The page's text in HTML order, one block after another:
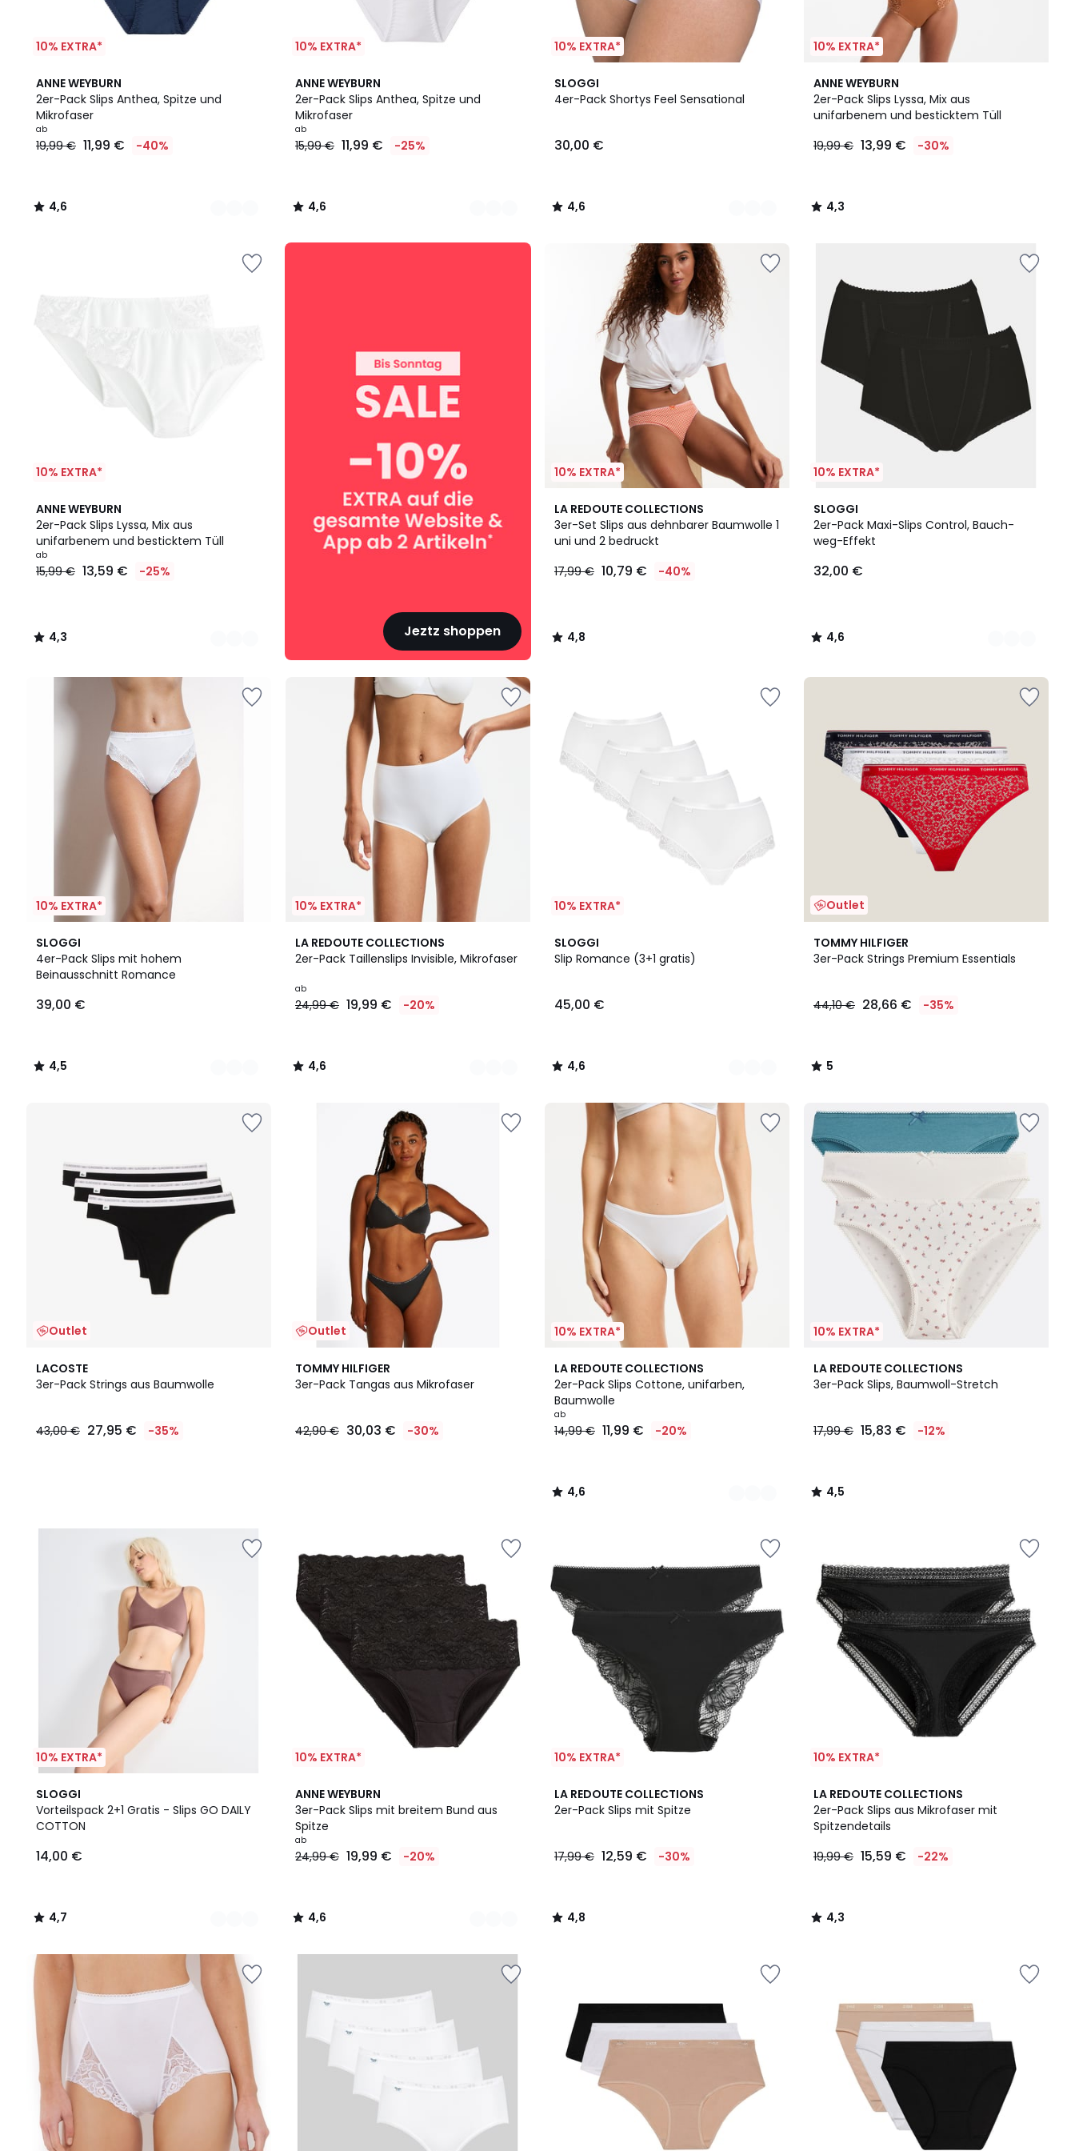
10% EXTRA*
ANNE WEYBURN
2er-Pack Slips Anthea, Spitze und
Mikrofaser
Ab
11,99
€
ab
19,99 € 11,99 € -40%
4,6
/ 5
2
Farben
4,6
/
10% EXTRA*
ANNE WEYBURN
2er-Pack Slips Anthea, Spitze und
Mikrofaser
ab
15,99 € 11,99 € -25%
4,6
/ 5
6
Farben
4,6
/
10% EXTRA*
SLOGGI
4er-Pack Shortys Feel Sensational
30,00 €
4,6
/ 5
3
Farben
4,6
/
10% EXTRA*
ANNE WEYBURN
2er-Pack Slips Lyssa, Mix aus
unifarbenem und besticktem Tüll
19,99 € 13,99 € -30%
4,3
/ 5
4,3
/
10% EXTRA*
ANNE WEYBURN
2er-Pack Slips Lyssa, Mix aus
unifarbenem und besticktem Tüll
ab
15,99 € 13,59 € -25%
4,3
/ 5
5
Farben
4,3
/
Jeztz shoppen
SALE
10% EXTRA*
LA REDOUTE COLLECTIONS
3er-Set Slips aus dehnbarer Baumwolle 1
uni und 2 bedruckt
17,99 € 10,79 € -40%
4,8
/ 5
4,8
/
10% EXTRA*
SLOGGI
2er-Pack Maxi-Slips Control, Bauch-
weg-Effekt
32,00 €
4,6
/ 5
2
Farben
4,6
/
10% EXTRA*
SLOGGI
4er-Pack Slips mit hohem
Beinausschnitt Romance
39,00 €
4,5
/ 5
2
Farben
4,5
/
10% EXTRA*
LA REDOUTE COLLECTIONS
2er-Pack Taillenslips Invisible, Mikrofaser
ab
24,99 € 19,99 € -20%
4,6
/ 5
3
Farben
4,6
/
10% EXTRA*
SLOGGI
Slip Romance (3+1 gratis)
45,00 €
4,6
/ 5
2
Farben
4,6
/
Outlet
TOMMY HILFIGER
3er-Pack Strings Premium Essentials
44,10 € 28,66 € -35%
5
/
5
/
Outlet
LACOSTE
3er-Pack Strings aus Baumwolle
43,00 € 27,95 € -35%
Outlet
TOMMY HILFIGER
3er-Pack Tangas aus Mikrofaser
42,90 € 30,03 € -30%
10% EXTRA*
LA REDOUTE COLLECTIONS
2er-Pack Slips Cottone, unifarben,
Baumwolle
ab
14,99 € 11,99 € -20%
4,6
/ 5
3
Farben
4,6
/
10% EXTRA*
LA REDOUTE COLLECTIONS
3er-Pack Slips, Baumwoll-Stretch
17,99 € 15,83 € -12%
4,5
/ 5
4,5
/
10% EXTRA*
SLOGGI
Vorteilspack 2+1 Gratis - Slips GO DAILY
COTTON
14,00 €
4,7
/ 5
3
Farben
4,7
/
10% EXTRA*
ANNE WEYBURN
3er-Pack Slips mit breitem Bund aus
Spitze
ab
24,99 € 19,99 € -20%
4,6
/ 5
2
Farben
4,6
/
10% EXTRA*
LA REDOUTE COLLECTIONS
2er-Pack Slips mit Spitze
17,99 € 12,59 € -30%
4,8
/ 5
4,8
/
10% EXTRA*
LA REDOUTE COLLECTIONS
2er-Pack Slips aus Mikrofaser mit
Spitzendetails
19,99 € 15,59 € -22%
4,3
/ 5
4,3
/